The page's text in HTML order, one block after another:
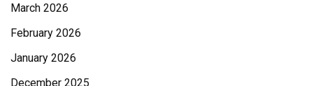
March 2026
February 2026
January 2026
December 2025